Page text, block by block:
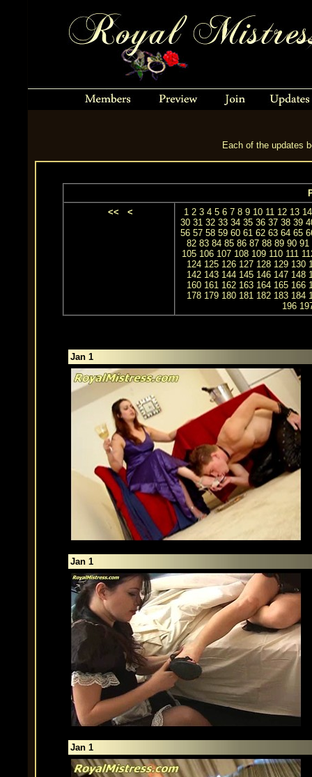
Each of the updates
<<
< 1 2 3 4 5 6 7 8 9 10 11 12 13 14
30 31 32 33 34 35 36 37 38 39
56 57 58 59 60 61 62 63 64 65
82 83 84 85 86 87 88 89 90 91
105 106 107 108 109 110 111
124 125 126 127 128 129 130
142 143 144 145 146 147 148
160 161 162 163 164 165 166
178 179 180 181 182 183 184
196
Jan 1
Jan 1
Jan 1